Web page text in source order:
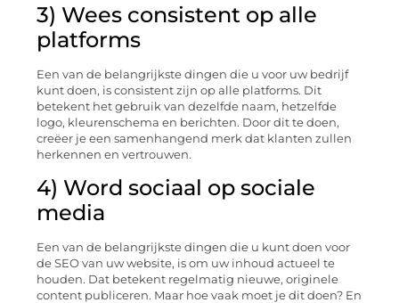
3) Wees consistent op alle
platforms
Een van de belangrijkste dingen die u voor uw bedrijf
kunt doen, is consistent zijn op alle platforms. Dit
betekent het gebruik van dezelfde naam, hetzelfde
logo, kleurenschema en berichten. Door dit te doen,
creëer je een samenhangend merk dat klanten zullen
herkennen en vertrouwen.
4) Word sociaal op sociale
media
Een van de belangrijkste dingen die u kunt doen voor
de SEO van uw website, is om uw inhoud actueel te
houden. Dat betekent regelmatig nieuwe, originele
content publiceren. Maar hoe vaak moet je dit doen? En